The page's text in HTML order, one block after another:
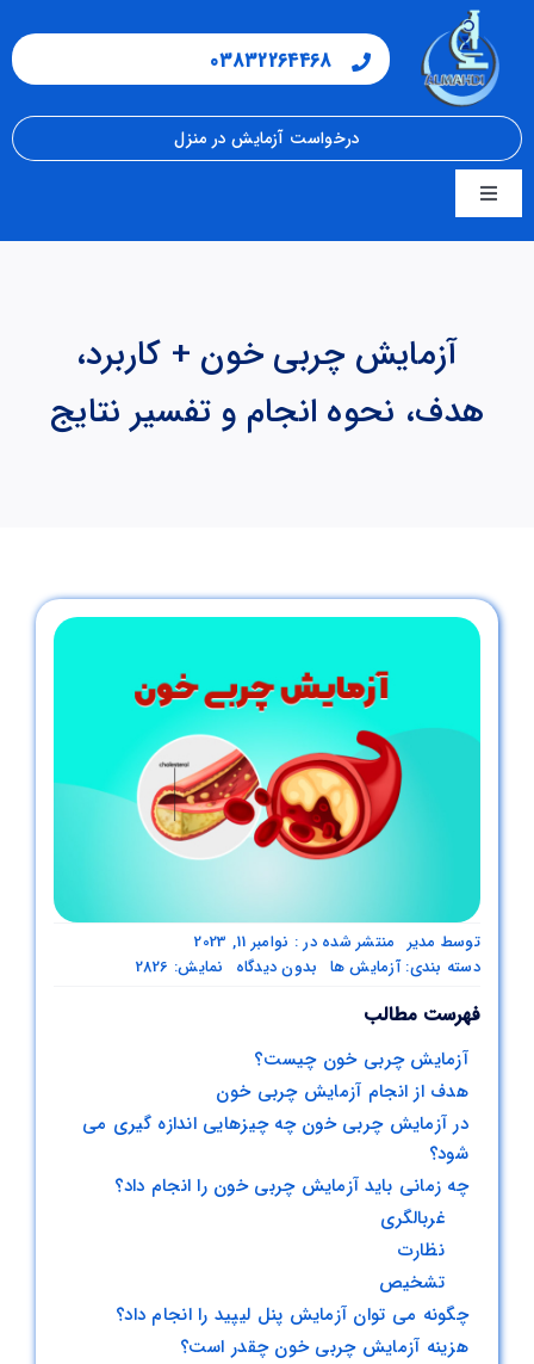
محتوا
03832264468
درخواست آزمایش در منزل
Toggle
Navigation
مجله سلامت
شرایط نمونه گیری
بیمه های طرف قرارداد
چارت سازمانی
تماس با ما
آزمایش چربی خون + کاربرد،
هدف، نحوه انجام و تفسیر نتایج
توسط مدیر منتشر شده در : نوامبر 11, 2023
دسته بندی:آزمایش ها بدون دیدگاه on
کاربرد،
هدف،
نحوه
و
نمایش: 2826
فهرست مطالب
آزمایش چربی خون چیست؟
هدف از انجام آزمایش چربی خون
در آزمایش چربی خون چه چیزهایی اندازه گیری می
شود؟
چه زمانی باید آزمایش چربی خون را انجام داد؟
غربالگری
نظارت
تشخیص
چگونه می توان آزمایش پنل لیپید را انجام داد؟
هزینه آزمایش چربی خون چقدر است؟